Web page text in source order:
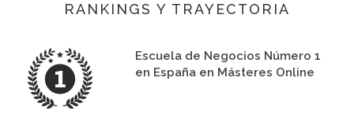
RANKINGS Y TRAYECTORIA
Escuela de Negocios Número 1
en España en Másteres Online